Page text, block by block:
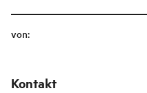
von:
Kontakt